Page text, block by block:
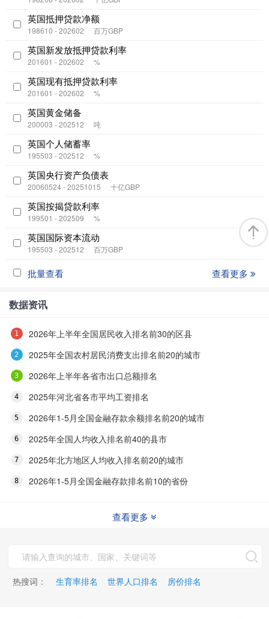
英国抵押贷款净额
198610 - 202602 百万GBP
英国新发放抵押贷款利率
201601 - 202602 %
英国现有抵押贷款利率
201601 - 202602 %
英国黄金储备
200003 - 202512 吨
英国个人储蓄率
195503 - 202512 %
英国央行资产负债表
20060524 - 20251015 十亿GBP
英国按揭贷款利率
199501 - 202509 %
英国国际资本流动
195503 - 202512 百万GBP
批量查看 查看更多
数据资讯
2026年上半年全国居民收入排名前30的区县
2025年全国农村居民消费支出排名前20的城市
2026年上半年各省市出口总额排名
2025年河北省各市平均工资排名
2026年1-5月全国金融存款余额排名前20的城市
2025年全国人均收入排名前40的县市
2025年北方地区人均收入排名前20的城市
2026年1-5月全国金融存款排名前10的省份
查看更多
热搜词： 生育率排名 世界人口排名 房价排名